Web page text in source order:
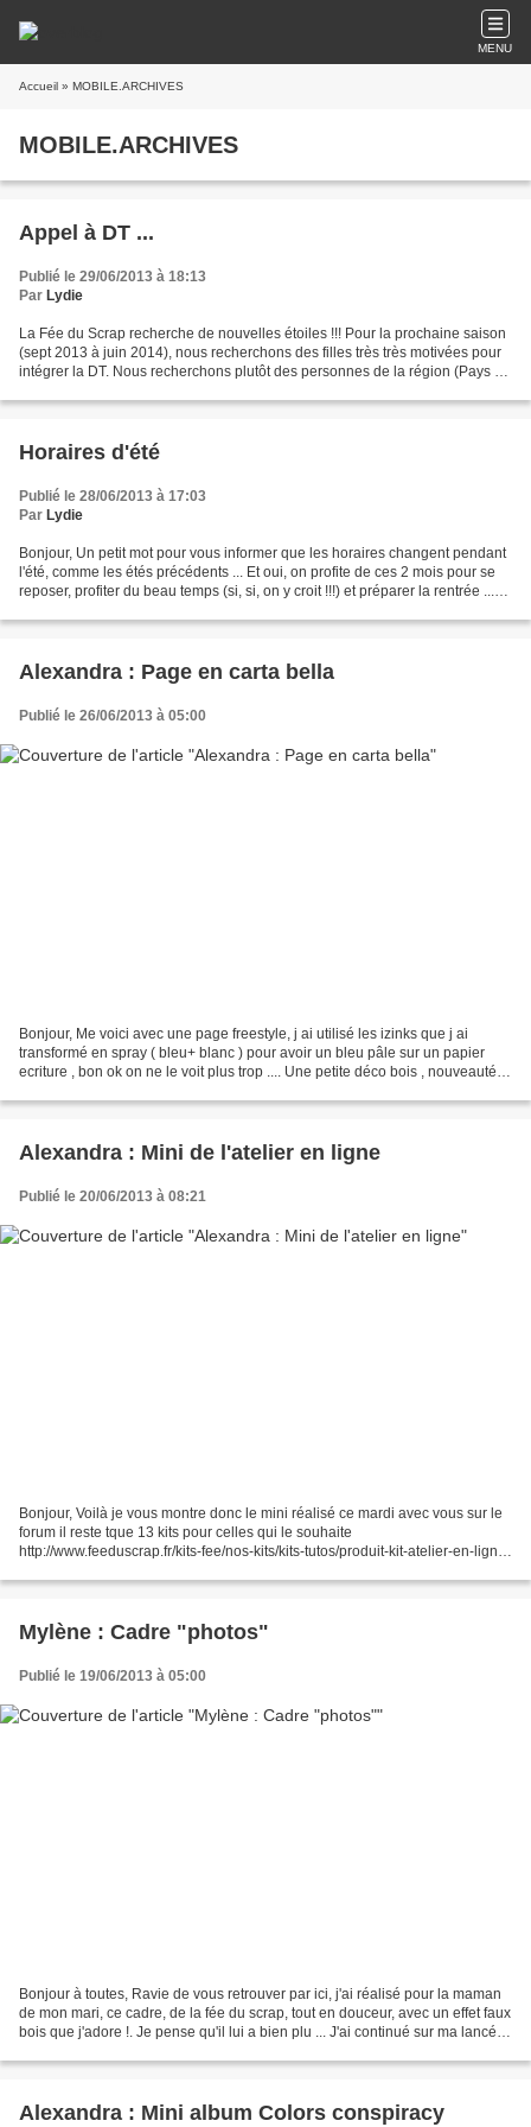
MENU
Accueil » MOBILE.ARCHIVES
MOBILE.ARCHIVES
Appel à DT ...
Publié le 29/06/2013 à 18:13
Par Lydie
La Fée du Scrap recherche de nouvelles étoiles !!! Pour la prochaine saison
(sept 2013 à juin 2014), nous recherchons des filles très très motivées pour
intégrer la DT. Nous recherchons plutôt des personnes de la région (Pays de
Horaires d'été
Publié le 28/06/2013 à 17:03
Par Lydie
Bonjour, Un petit mot pour vous informer que les horaires changent pendant
l'été, comme les étés précédents ... Et oui, on profite de ces 2 mois pour se
reposer, profiter du beau temps (si, si, on y croit !!!) et préparer la rentrée ...
Alexandra : Page en carta bella
Publié le 26/06/2013 à 05:00
Bonjour, Me voici avec une page freestyle, j ai utilisé les izinks que j ai
transformé en spray ( bleu+ blanc ) pour avoir un bleu pâle sur un papier
ecriture , bon ok on ne le voit plus trop .... Une petite déco bois , nouveauté c
Alexandra : Mini de l'atelier en ligne
Publié le 20/06/2013 à 08:21
Bonjour, Voilà je vous montre donc le mini réalisé ce mardi avec vous sur le
forum il reste tque 13 kits pour celles qui le souhaite
http://www.feeduscrap.fr/kits-fee/nos-kits/kits-tutos/produit-kit-atelier-en-ligne-
Mylène : Cadre "photos"
Publié le 19/06/2013 à 05:00
Bonjour à toutes, Ravie de vous retrouver par ici, j'ai réalisé pour la maman
de mon mari, ce cadre, de la fée du scrap, tout en douceur, avec un effet faux
bois que j'adore !. Je pense qu'il lui a bien plu ... J'ai continué sur ma lancée
Alexandra : Mini album Colors conspiracy